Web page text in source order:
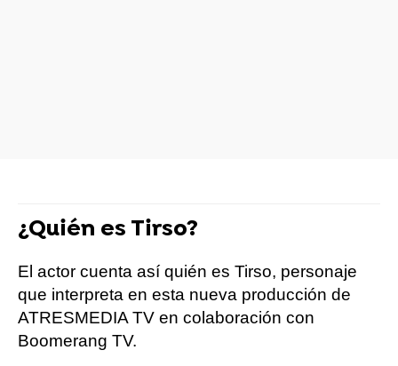
¿Quién es Tirso?
El actor cuenta así quién es Tirso, personaje
que interpreta en esta nueva producción de
ATRESMEDIA TV en colaboración con
Boomerang TV.